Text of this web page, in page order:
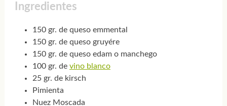
Ingredientes
150 gr. de queso emmental
150 gr. de queso gruyére
150 gr. de queso edam o manchego
100 gr. de vino blanco
25 gr. de kirsch
Pimienta
Nuez Moscada